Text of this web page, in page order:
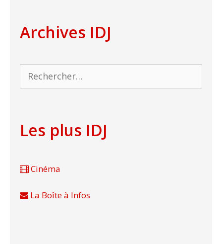
Archives IDJ
Rechercher :
Les plus IDJ
Cinéma
La Boîte à Infos